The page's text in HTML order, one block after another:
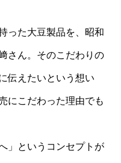
った大豆製品を、昭和
さん。そのこだわりの
伝えたいという想い
にこだわった理由でも
」というコンセプトが